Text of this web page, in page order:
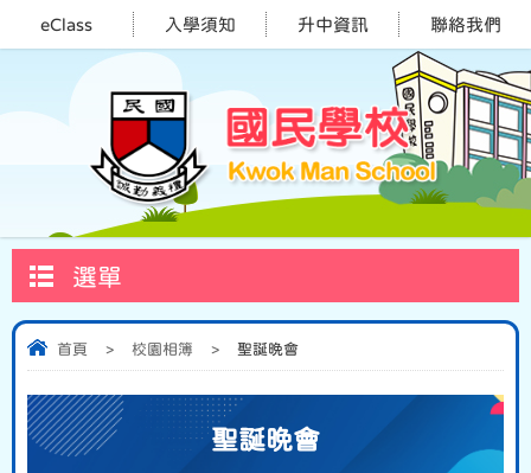
eClass 入學須知 升中資訊 聯絡我們
選單
首頁 > 校園相簿 > 聖誕晚會
聖誕晚會